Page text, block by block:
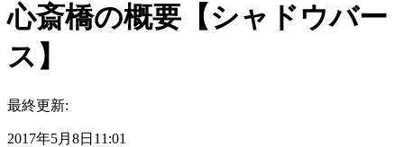
心斎橋の概要【シャドウバー
ス】
最終更新:
2017年5月8日11:01